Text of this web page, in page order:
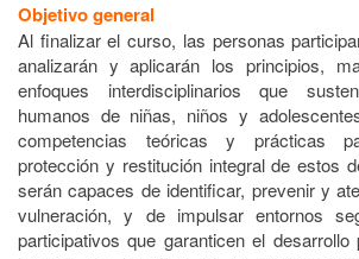
Objetivo general
Al finalizar el curso, las personas
analizarán y aplicarán los principios,
enfoques interdisciplinarios que
humanos de niñas, niños y
competencias teóricas y prácticas
protección y restitución integral de estos
serán capaces de identificar, prevenir y
vulneración, y de impulsar entornos
participativos que garanticen el